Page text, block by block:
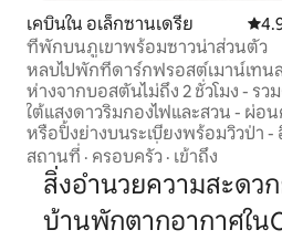
เคบินใน อเล็กซานเดรีย คะแ
ที่พักบนภูเขาพร้อมซาวน่าส่วนตัว
หลบไปพักที่ดาร์กฟรอสต์เมาน์เทน
ห่างจากบอสตันไม่ถึง 2 ชั่วโมง - รวมตัวกัน
ใต้แสงดาวริมกองไฟและสวน - ผ่อ
หรือปิ้งย่างบนระเบียงพร้อมวิวป่า -
อร่อยกับบ้านพักที่เหมาะสำหรับสัตว์
เล่นสกีที่ภูเขาแร็กเก็ดและเทนนีที่อ
เคียง - สำรวจการเดินป่า การปั่นจักรยาน
และการเดินลุยหิมะใกล้เคียงที่เวล
อุทยานแห่งรัฐคาร์ดิแกนเมาน์เทน
สถานที่ · ครอบครัว · เข้าถึง
สิ่งอำนวยความสะดว
บ้านพักตากอากาศใน